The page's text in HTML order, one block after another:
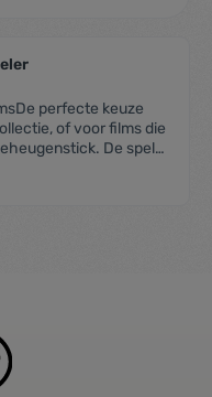
perfecte keuze
of voor films die
De speler
een nog
in vloeiender
220 - 240 V,
BY): Minder dan 0,5
JAHIGH SPEED